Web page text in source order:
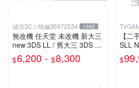
誠信3C☆統編36972534 1342
無改機 任天堂 未改機 新大三
new 3DS LL / 舊大三 3DS LL
/ 二手功能正常 原廠主機 含
充電器
$6,200 - $8,300
中店
【二
SLL
色
【台
$